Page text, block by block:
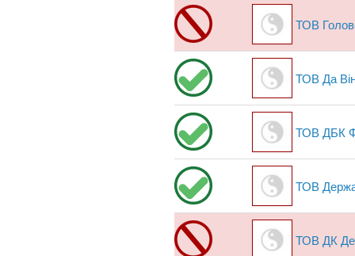
ТОВ
ТОВ Да
ТОВ ДБК
ТОВ
ТОВ ДК